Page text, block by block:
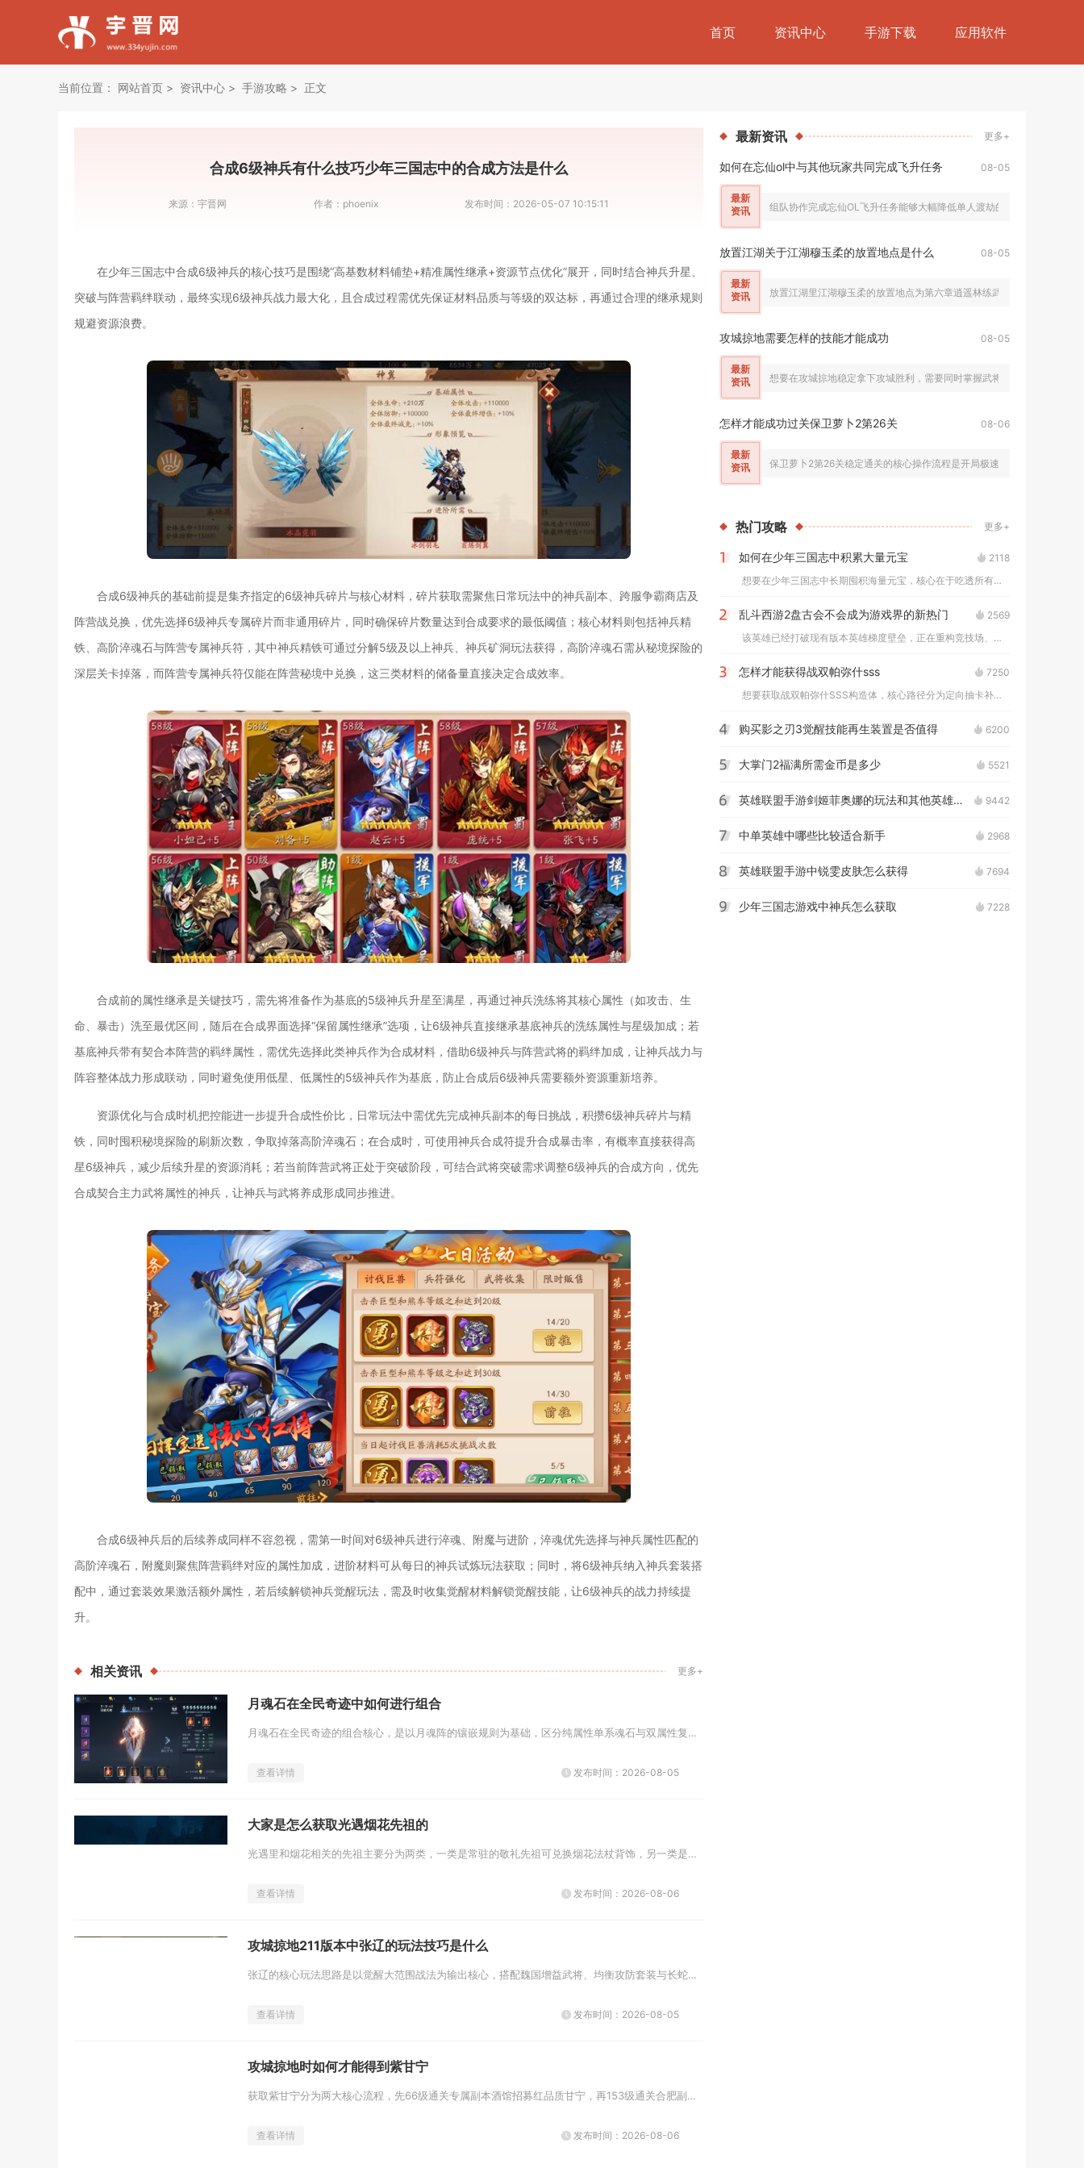
首页 资讯中心 手游下载 应用软件
当前位置： 网站首页 资讯中心 手游攻略 正文
合成6级神兵有什么技巧少年三国志中的合成方法是什么
来源： 宇晋网 作者： phoenix 发布时间： 2026-05-07 10:15:11
在少年三国志中合成6级神兵的核心技巧是围绕“高基数材料铺垫+精准属性继承+资源节点优化”展开，同时结合神兵升星、
突破与阵营羁绊联动，最终实现6级神兵战力最大化，且合成过程需优先保证材料品质与等级的双达标，再通过合理的继承规则
规避资源浪费。
合成6级神兵的基础前提是集齐指定的6级神兵碎片与核心材料，碎片获取需聚焦日常玩法中的神兵副本、跨服争霸商店及
阵营战兑换，优先选择6级神兵专属碎片而非通用碎片，同时确保碎片数量达到合成要求的最低阈值；核心材料则包括神兵精
铁、高阶淬魂石与阵营专属神兵符，其中神兵精铁可通过分解5级及以上神兵、神兵矿洞玩法获得，高阶淬魂石需从秘境探险的
深层关卡掉落，而阵营专属神兵符仅能在阵营秘境中兑换，这三类材料的储备量直接决定合成效率。
合成前的属性继承是关键技巧，需先将准备作为基底的5级神兵升星至满星，再通过神兵洗练将其核心属性（如攻击、生
命、暴击）洗至最优区间，随后在合成界面选择“保留属性继承”选项，让6级神兵直接继承基底神兵的洗练属性与星级加成；若
基底神兵带有契合本阵营的羁绊属性，需优先选择此类神兵作为合成材料，借助6级神兵与阵营武将的羁绊加成，让神兵战力与
阵容整体战力形成联动，同时避免使用低星、低属性的5级神兵作为基底，防止合成后6级神兵需要额外资源重新培养。
资源优化与合成时机把控能进一步提升合成性价比，日常玩法中需优先完成神兵副本的每日挑战，积攒6级神兵碎片与精
铁，同时囤积秘境探险的刷新次数，争取掉落高阶淬魂石；在合成时，可使用神兵合成符提升合成暴击率，有概率直接获得高
星6级神兵，减少后续升星的资源消耗；若当前阵营武将正处于突破阶段，可结合武将突破需求调整6级神兵的合成方向，优先
合成契合主力武将属性的神兵，让神兵与武将养成形成同步推进。
合成6级神兵后的后续养成同样不容忽视，需第一时间对6级神兵进行淬魂、附魔与进阶，淬魂优先选择与神兵属性匹配的
高阶淬魂石，附魔则聚焦阵营羁绊对应的属性加成，进阶材料可从每日的神兵试炼玩法获取；同时，将6级神兵纳入神兵套装搭
配中，通过套装效果激活额外属性，若后续解锁神兵觉醒玩法，需及时收集觉醒材料解锁觉醒技能，让6级神兵的战力持续提
升。
相关资讯 更多+
月魂石在全民奇迹中如何进行组合
月魂石在全民奇迹的组合核心，是以月魂阵的镶嵌规则为基础，区分纯属性单系魂石与双属性复合型魂石，按照职业定位拆分输出、生存...
查看详情 发布时间：2026-08-05
大家是怎么获取光遇烟花先祖的
光遇里和烟花相关的先祖主要分为两类，一类是常驻的敬礼先祖可兑换烟花法杖背饰，另一类是霞谷指尖烟花旅行先祖可解锁烟花动作，...
查看详情 发布时间：2026-08-06
攻城掠地211版本中张辽的玩法技巧是什么
张辽的核心玩法思路是以觉醒大范围战法为输出核心，搭配魏国增益武将、均衡攻防套装与长蛇阵实现副本、国战双向适配，依靠精准战...
查看详情 发布时间：2026-08-05
攻城掠地时如何才能得到紫甘宁
获取紫甘宁分为两大核心流程，先66级通关专属副本酒馆招募红品质甘宁，再153级通关合肥副本拿到惊澜刀完成品质升阶，辅以资...
查看详情 发布时间：2026-08-06
最新资讯 更多+
如何在忘仙ol中与其他玩家共同完成飞升任务 08-05
最新
资讯
组队协作完成忘仙OL飞升任务能够大幅降低单人渡劫的生存压力，缩短
放置江湖关于江湖穆玉柔的放置地点是什么 08-05
最新
资讯
放置江湖里江湖穆玉柔的放置地点为第六章逍遥林练武场，该NPC只会
攻城掠地需要怎样的技能才能成功 08-05
最新
资讯
想要在攻城掠地稳定拿下攻城胜利，需要同时掌握武将战法运用、资源
怎样才能成功过关保卫萝卜2第26关 08-06
最新
资讯
保卫萝卜2第26关稳定通关的核心操作流程是开局极速解锁全部太阳花
热门攻略 更多+
如何在少年三国志中积累大量元宝
2118
想要在少年三国志中长期囤积海量元宝，核心在于吃透所有固定产出...
2 乱斗西游2盘古会不会成为游戏界的新热门
2569
该英雄已经打破现有版本英雄梯度壁垒，正在重构竞技场、修罗血战...
3 怎样才能获得战双帕弥什sss
7250
想要获取战双帕弥什SSS构造体，核心路径分为定向抽卡补齐同名...
4 购买影之刃3觉醒技能再生装置是否值得 6200
5 大掌门2福满所需金币是多少 5521
6 英雄联盟手游剑姬菲奥娜的玩法和其他英雄有何不同 9442
7 中单英雄中哪些比较适合新手 2968
8 英雄联盟手游中锐雯皮肤怎么获得 7694
9 少年三国志游戏中神兵怎么获取 7228